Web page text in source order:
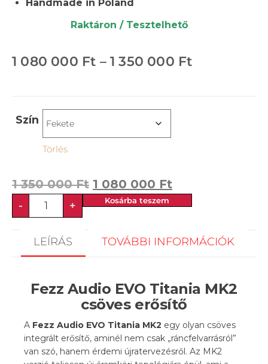
Handmade in Poland
Raktáron / Tesztelhető
1 080 000 Ft – 1 350 000 Ft
Szín
Törlés
1 350 000Ft 1 080 000 Ft
- + Kosárba teszem
LEÍRÁS TOVÁBBI INFORMÁCIÓK
Fezz Audio EVO Titania MK2
csöves erősítő
A Fezz Audio EVO Titania MK2 egy olyan csöves
integrált erősítő, aminél nem csak „ráncfelvarrásról”
van szó, hanem érdemi újratervezésről. Az MK2